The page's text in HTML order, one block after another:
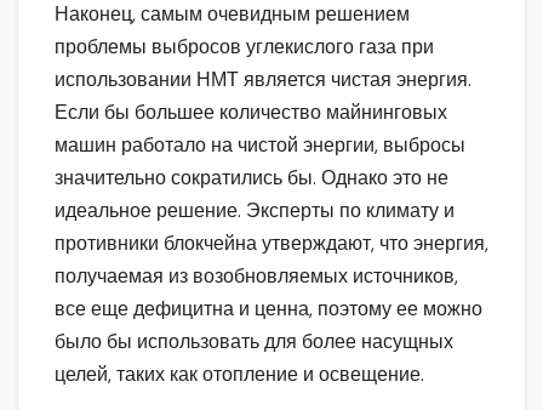
Наконец, самым очевидным решением
проблемы выбросов углекислого газа при
использовании НМТ является чистая энергия.
Если бы большее количество майнинговых
машин работало на чистой энергии, выбросы
значительно сократились бы. Однако это не
идеальное решение. Эксперты по климату и
противники блокчейна утверждают, что энергия,
получаемая из возобновляемых источников,
все еще дефицитна и ценна, поэтому ее можно
было бы использовать для более насущных
целей, таких как отопление и освещение.